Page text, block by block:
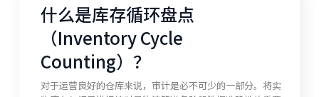
什么是库存循环盘点
（Inventory Cycle
Counting）？
对于运营良好的仓库来说，审计是必不可少的一部分。将实